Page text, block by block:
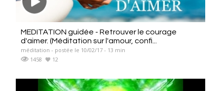
MEDITATION guidée - Retrouver le courage
d'aimer. (Méditation sur l'amour, confi...
méditation - postée le 10/02/17 - 13 min
1458
12